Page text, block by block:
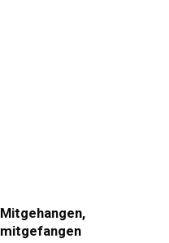
Mitgehangen,
mitgefangen